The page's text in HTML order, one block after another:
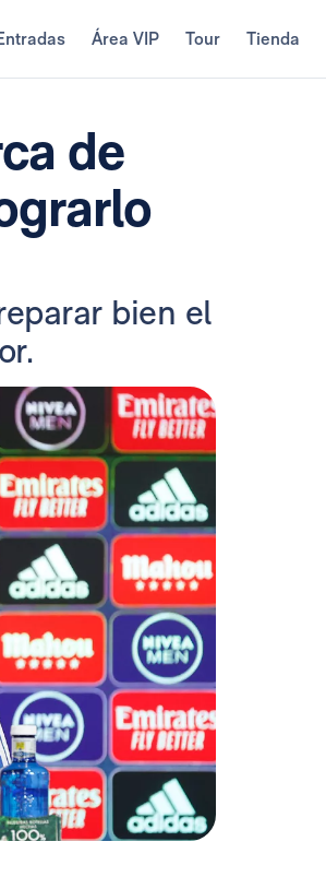
Área VIP Tour Tienda
de
bien el